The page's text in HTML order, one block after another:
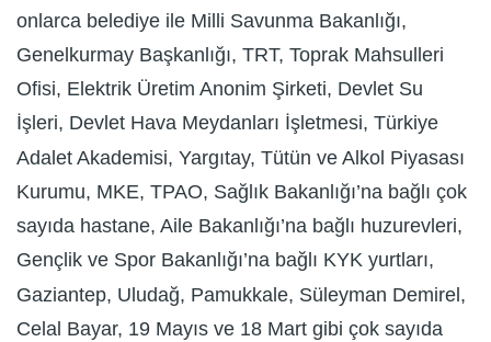
onlarca belediye ile Milli Savunma Bakanlığı,
Genelkurmay Başkanlığı, TRT, Toprak Mahsulleri
Ofisi, Elektrik Üretim Anonim Şirketi, Devlet Su
İşleri, Devlet Hava Meydanları İşletmesi, Türkiye
Adalet Akademisi, Yargıtay, Tütün ve Alkol Piyasası
Kurumu, MKE, TPAO, Sağlık Bakanlığı’na bağlı çok
sayıda hastane, Aile Bakanlığı’na bağlı huzurevleri,
Gençlik ve Spor Bakanlığı’na bağlı KYK yurtları,
Gaziantep, Uludağ, Pamukkale, Süleyman Demirel,
Celal Bayar, 19 Mayıs ve 18 Mart gibi çok sayıda